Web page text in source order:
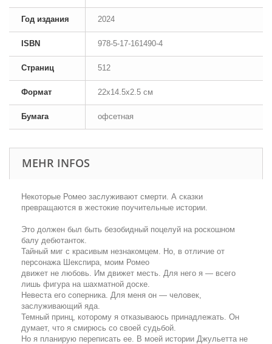
Год издания 2024
ISBN 978-5-17-161490-4
Страниц 512
Формат 22x14.5x2.5 см
Бумага офсетная
MEHR INFOS
Некоторые Ромео заслуживают смерти. А сказки
превращаются в жестокие поучительные истории.
Это должен был быть безобидный поцелуй на роскошном
балу дебютанток.
Тайный миг с красивым незнакомцем. Но, в отличие от
персонажа Шекспира, моим Ромео
движет не любовь. Им движет месть. Для него я — всего
лишь фигура на шахматной доске.
Невеста его соперника. Для меня он — человек,
заслуживающий яда.
Темный принц, которому я отказываюсь принадлежать. Он
думает, что я смирюсь со своей судьбой.
Но я планирую переписать ее. В моей истории Джульетта не